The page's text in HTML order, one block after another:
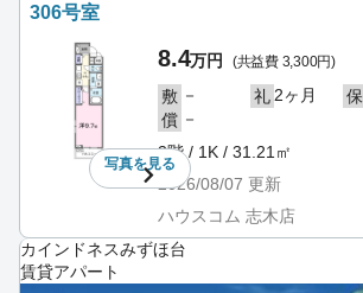
306号室
写真を見る
8.4万円 (共益費 3,300円)
敷 － 礼 2ヶ月 保
償 －
3階 / 1K / 31.21㎡
2026/08/07 更新
ハウスコム 志木店
カインドネスみずほ台
賃貸アパート